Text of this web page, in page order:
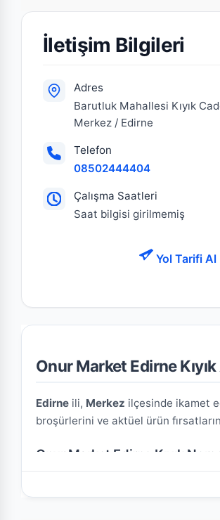
İletişim Bilgileri
Adres
Barutluk Mahallesi Kıyık
Merkez / Edirne
Telefon
08502444404
Çalışma Saatleri
Saat bilgisi girilmemiş
Yol Tarifi Al
Onur Market Edirne
Edirne ili, Merkez ilçesinde ikamet
broşürlerini ve aktüel ürün
Onur Market Edirne Kıyık
üzerindeki konumu kullanarak